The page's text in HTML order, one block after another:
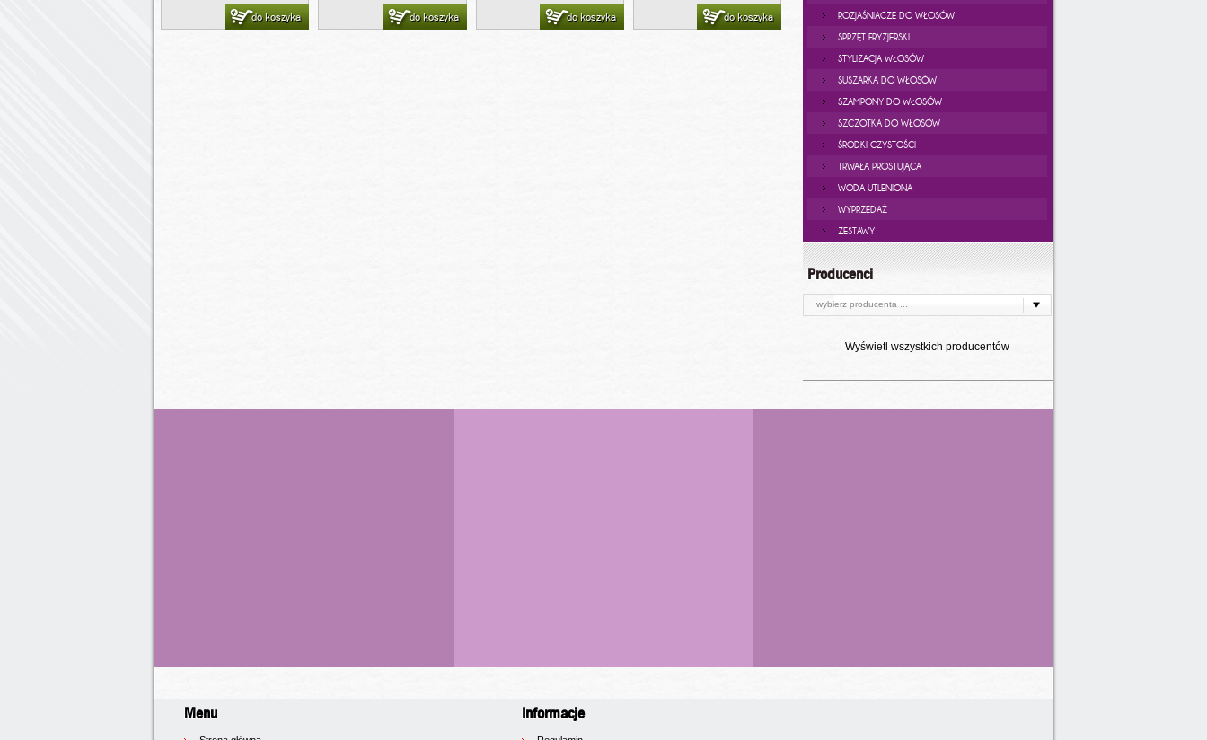
do koszyka do koszyka do koszyka do koszyka
ROZJAŚNIACZE DO WŁOSÓW
SPRZĘT FRYZJERSKI
STYLIZACJA WŁOSÓW
SUSZARKA DO WŁOSÓW
SZAMPONY DO WŁOSÓW
SZCZOTKA DO WŁOSÓW
ŚRODKI CZYSTOŚCI
TRWAŁA PROSTUJĄCA
WODA UTLENIONA
WYPRZEDAŻ
ZESTAWY
Producenci
wybierz producenta ...
Wyświetl wszystkich producentów
Menu Informacje